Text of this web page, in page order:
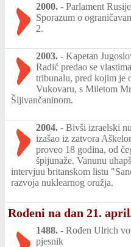
2000. - Parlament
Sporazum o
2.
2003. - Kapetan
Radić predao se
tribunalu, pred kojim je
Vukovaru, s Miletom
Šljivančaninom.
2004. - Bivši izraelski
izašao iz zatvora
proveo 18 godina, od
špijunaže. Vanunu
intervjuu britanskom listu
razvoja nuklearnog oružja.
Rođeni na dan 21.
1488. - Rođen Ulrich
pjesnik